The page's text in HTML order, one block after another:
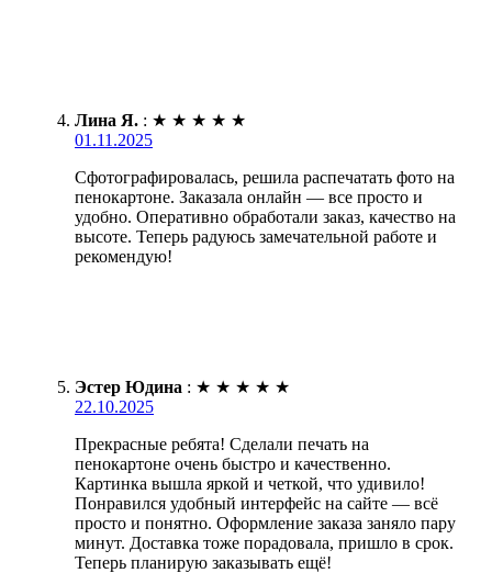
Лина Я. : ★ ★ ★ ★ ★
01.11.2025
Сфотографировалась, решила распечатать фото на
пенокартоне. Заказала онлайн — все просто и
удобно. Оперативно обработали заказ, качество на
высоте. Теперь радуюсь замечательной работе и
рекомендую!
Эстер Юдина : ★ ★ ★ ★ ★
22.10.2025
Прекрасные ребята! Сделали печать на
пенокартоне очень быстро и качественно.
Картинка вышла яркой и четкой, что удивило!
Понравился удобный интерфейс на сайте — всё
просто и понятно. Оформление заказа заняло пару
минут. Доставка тоже порадовала, пришло в срок.
Теперь планирую заказывать ещё!